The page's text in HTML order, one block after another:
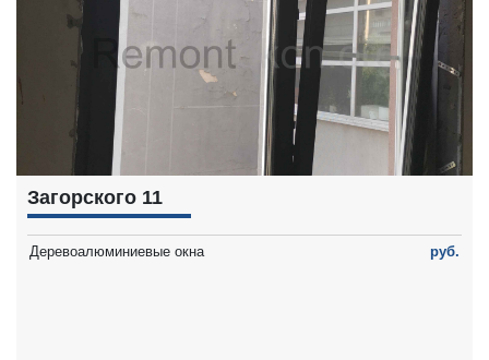
Загорского 11
Деревоалюминиевые окна руб.